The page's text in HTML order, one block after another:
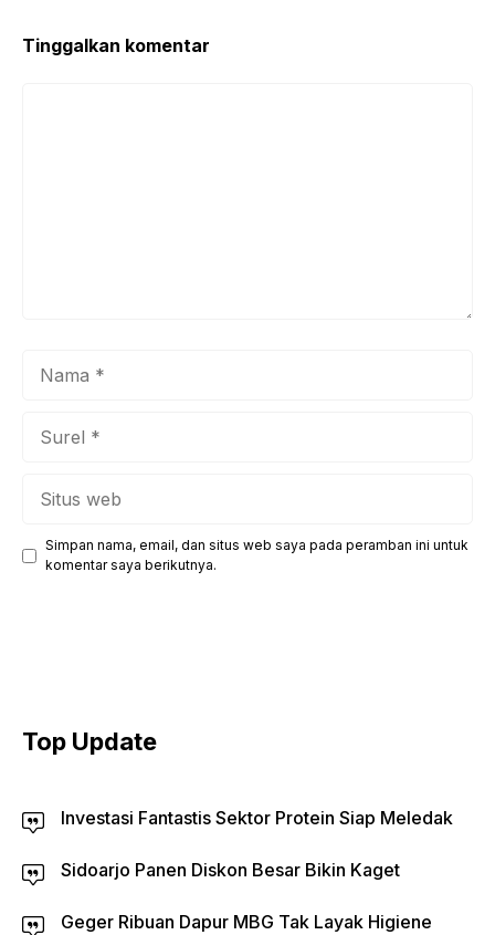
Tinggalkan komentar
Simpan nama, email, dan situs web saya pada peramban ini untuk
komentar saya berikutnya.
Top Update
Investasi Fantastis Sektor Protein Siap Meledak
Sidoarjo Panen Diskon Besar Bikin Kaget
Geger Ribuan Dapur MBG Tak Layak Higiene